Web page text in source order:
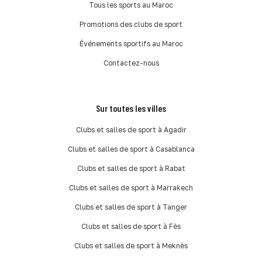
Tous les sports au Maroc
Promotions des clubs de sport
Événements sportifs au Maroc
Contactez-nous
Sur toutes les villes
Clubs et salles de sport à Agadir
Clubs et salles de sport à Casablanca
Clubs et salles de sport à Rabat
Clubs et salles de sport à Marrakech
Clubs et salles de sport à Tanger
Clubs et salles de sport à Fès
Clubs et salles de sport à Meknès